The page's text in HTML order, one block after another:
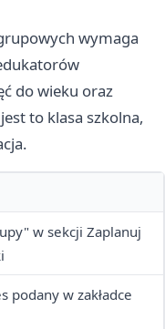
wymaga
do wieku oraz
to klasa szkolna,
w sekcji Zaplanuj
podany w zakładce